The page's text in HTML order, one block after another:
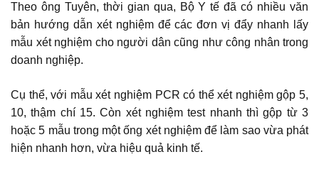
Theo ông Tuyên, thời gian qua, Bộ Y tế đã có nhiều văn
bản hướng dẫn xét nghiệm để các đơn vị đẩy nhanh lấy
mẫu xét nghiệm cho người dân cũng như công nhân trong
doanh nghiệp.
Cụ thể, với mẫu xét nghiệm PCR có thể xét nghiệm gộp 5,
10, thậm chí 15. Còn xét nghiệm test nhanh thì gộp từ 3
hoặc 5 mẫu trong một ống xét nghiệm để làm sao vừa phát
hiện nhanh hơn, vừa hiệu quả kinh tế.